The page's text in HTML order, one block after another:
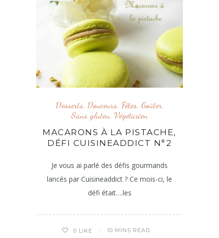
Desserts, Douceurs, Fêtes, Goûter,
Sans gluten, Végétarien
MACARONS À LA PISTACHE,
DÉFI CUISINEADDICT N°2
Je vous ai parlé des défis gourmands
lancés par Cuisineaddict ? Ce mois-ci, le
défi était….les
0 LIKE 10 MINS READ